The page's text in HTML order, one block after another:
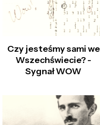
Czy jesteśmy sami we
Wszechświecie? -
Sygnał WOW